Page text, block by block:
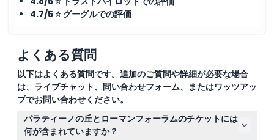
4.7/5 ⭐ グーグルでの評価
よくある質問
以下はよくある質問です。追加のご質問や詳細が必要な場合
は、ライブチャット、問い合わせフォーム、またはワッツアッ
プでお問い合わせください。
パラティーノの丘とローマンフォーラムのチケットには
何が含まれていますか？